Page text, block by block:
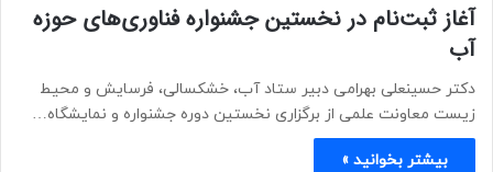
آغاز ثبت‌نام در نخستین جشنواره فناوری‌های حوزه
آب
دکتر حسینعلی بهرامی دبیر ستاد آب، خشکسالی، فرسایش و محیط
زیست معاونت علمی از برگزاری نخستین دوره جشنواره و نمایشگاه…
بیشتر بخوانید »